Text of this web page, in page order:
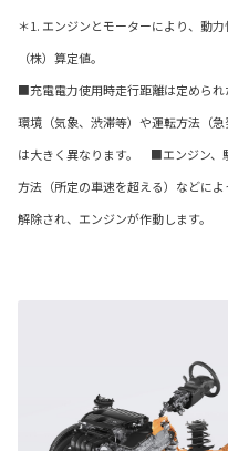
＊1. エンジンとモーターにより、動
（株）算定値。
■充電電力使用時走行距離は定めら
環境（気象、渋滞等）や運転方法（
は大きく異なります。 ■エンジン、
方法（所定の車速を超える）などに
解除され、エンジンが作動します。